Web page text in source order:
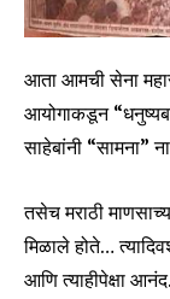
आता आमची सेना
आयोगाकडून
साहेबांनी
तसेच मराठी
मिळाले होते…
आणि त्याहीपेक्षा